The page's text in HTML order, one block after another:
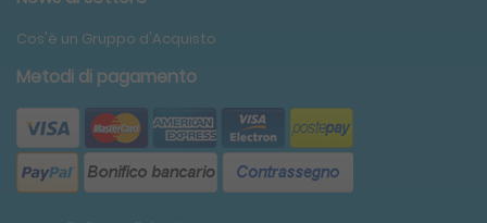
Metodi di pagamento
Cos'è un Gruppo d'Acquisto